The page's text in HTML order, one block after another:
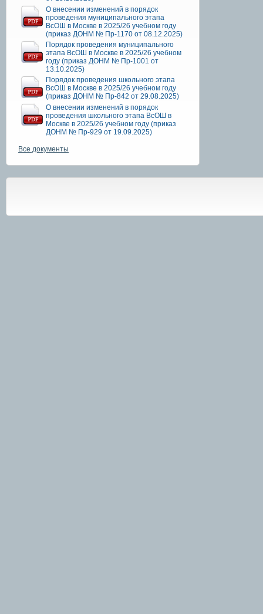
О внесении изменений в порядок
проведения муниципального этапа
ВсОШ в Москве в 2025/26 учебном году
(приказ ДОНМ № Пр-1170 от 08.12.2025)
Порядок проведения муниципального
этапа ВсОШ в Москве в 2025/26 учебном
году (приказ ДОНМ № Пр-1001 от
13.10.2025)
Порядок проведения школьного этапа
ВсОШ в Москве в 2025/26 учебном году
(приказ ДОНМ № Пр-842 от 29.08.2025)
О внесении изменений в порядок
проведения школьного этапа ВсОШ в
Москве в 2025/26 учебном году (приказ
ДОНМ № Пр-929 от 19.09.2025)
Все документы